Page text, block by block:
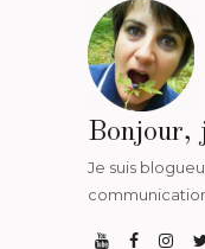
Bonjour,
Je suis